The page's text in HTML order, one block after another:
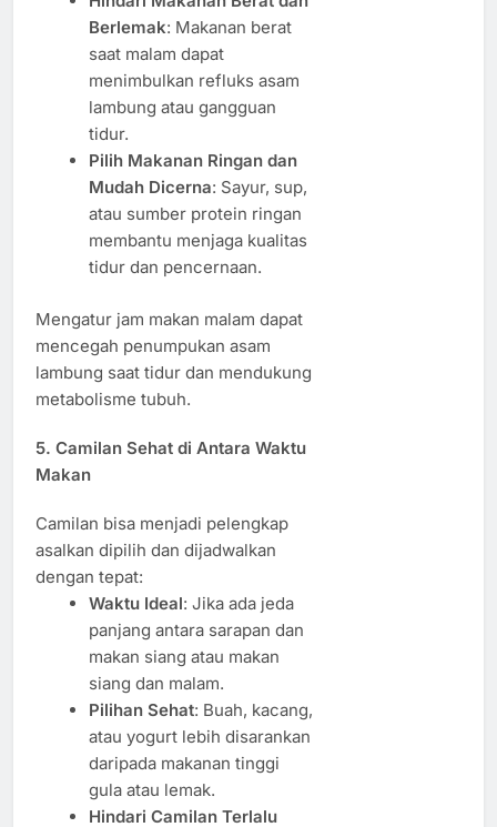
Berlemak: Makanan berat
saat malam dapat
menimbulkan refluks asam
lambung atau gangguan
tidur.
Pilih Makanan Ringan dan
Mudah Dicerna: Sayur, sup,
atau sumber protein ringan
membantu menjaga kualitas
tidur dan pencernaan.
Mengatur jam makan malam dapat
mencegah penumpukan asam
lambung saat tidur dan mendukung
metabolisme tubuh.
5. Camilan Sehat di Antara Waktu
Makan
Camilan bisa menjadi pelengkap
asalkan dipilih dan dijadwalkan
dengan tepat:
Waktu Ideal: Jika ada jeda
panjang antara sarapan dan
makan siang atau makan
siang dan malam.
Pilihan Sehat: Buah, kacang,
atau yogurt lebih disarankan
daripada makanan tinggi
gula atau lemak.
Hindari Camilan Terlalu